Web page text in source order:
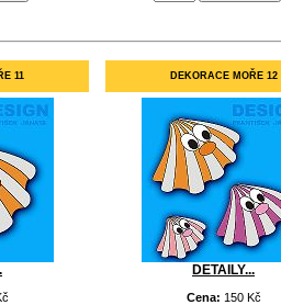
11 DEKORACE MOŘE 12
DETAILY...
Cena: 150 Kč